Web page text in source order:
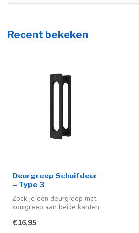
Recent bekeken
Deurgreep Schuifdeur
– Type 3
Zoek je een deurgreep met
komgreep aan beide kanten
D...
€16,95